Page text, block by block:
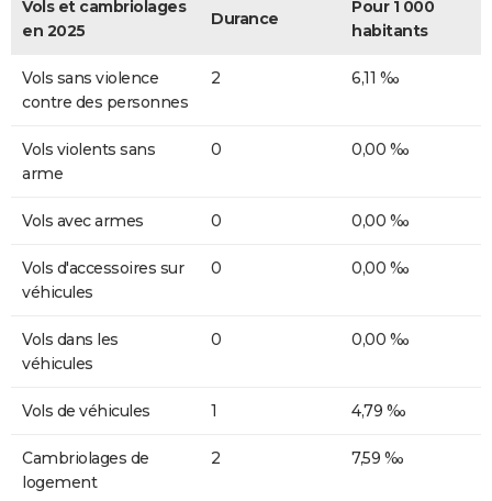
Vols et cambriolages
en 2025
Durance
Pour 1 000
habitants
Vols sans violence
contre des personnes
2 6,11 ‰
Vols violents sans
arme
0 0,00 ‰
Vols avec armes 0 0,00 ‰
Vols d'accessoires sur
véhicules
0 0,00 ‰
Vols dans les
véhicules
0 0,00 ‰
Vols de véhicules 1 4,79 ‰
Cambriolages de
logement
2 7,59 ‰